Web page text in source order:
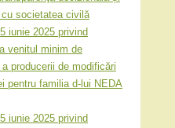
societatea civilă
iunie 2025 privind
venitul minim de
producerii de modificări
pentru familia d-lui NEDA
iunie 2025 privind